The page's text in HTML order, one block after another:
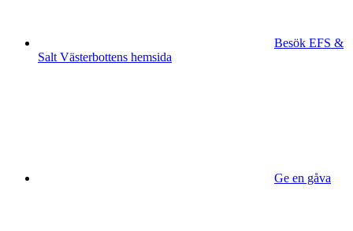
Besök EFS &
Salt Västerbottens hemsida
Ge en gåva